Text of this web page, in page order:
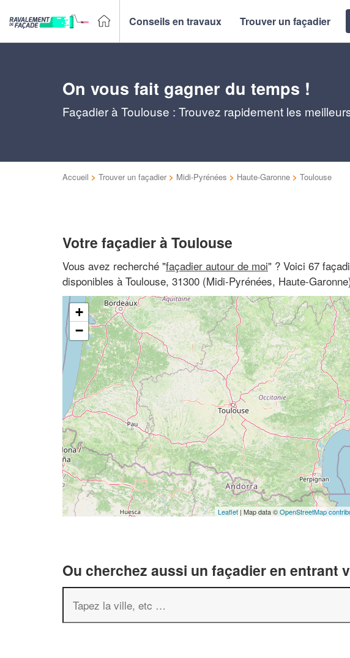
Conseils en travaux Trouver un façadier
On vous fait gagner du temps !
Façadier à Toulouse : Trouvez rapidement les
Accueil > Trouver un façadier > Midi-Pyrénées > Haute-Garonne > Toulouse
Votre façadier à Toulouse
Vous avez recherché "façadier autour de moi" ? Voici 67
disponibles à Toulouse, 31300 (Midi-Pyrénées, Haute-
+
−
Leaflet | Map data ©OpenStreetMap
Ou cherchez aussi un façadier en entrant